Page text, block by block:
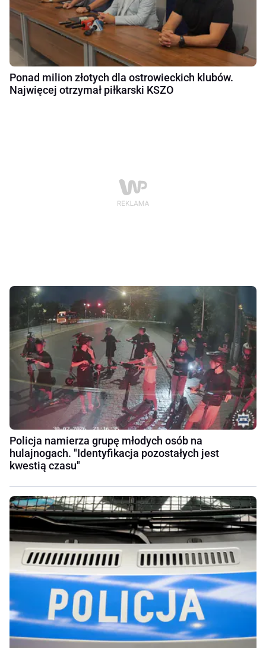
Ponad milion złotych dla ostrowieckich klubów.
Najwięcej otrzymał piłkarski KSZO
Policja namierza grupę młodych osób na
hulajnogach. "Identyfikacja pozostałych jest
kwestią czasu"